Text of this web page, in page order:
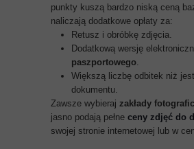
punkty kuszą bardzo niską ceną
naliczają dodatkowe opłaty za:
Retusz i obróbkę zdjęcia.
Dodatkową wersję
paszportowego.
Większą liczbę odbitek niż
dokumentu.
Zawsze wybieraj zakłady
jasno podają pełne ceny zdjęć do
swojej stronie internetowej lub w